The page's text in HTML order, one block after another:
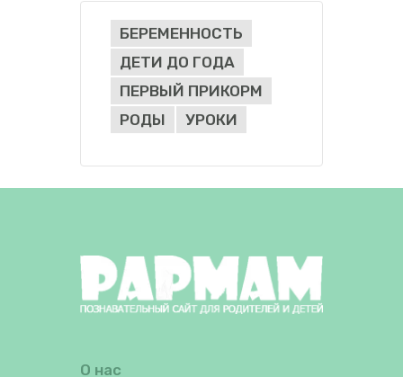
БЕРЕМЕННОСТЬ
ДЕТИ ДО ГОДА
ПЕРВЫЙ ПРИКОРМ
РОДЫ
УРОКИ
О нас